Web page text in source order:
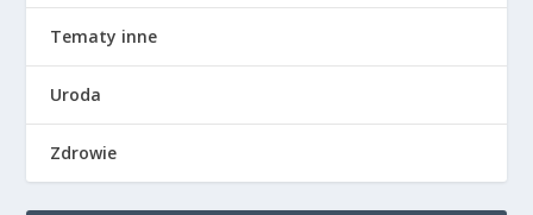
Tematy inne
Uroda
Zdrowie